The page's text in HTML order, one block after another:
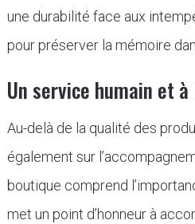
une durabilité face aux
pour préserver la mémoire
Un service humain et à
Au-delà de la qualité des
également sur
boutique comprend
met un point d’honneur à